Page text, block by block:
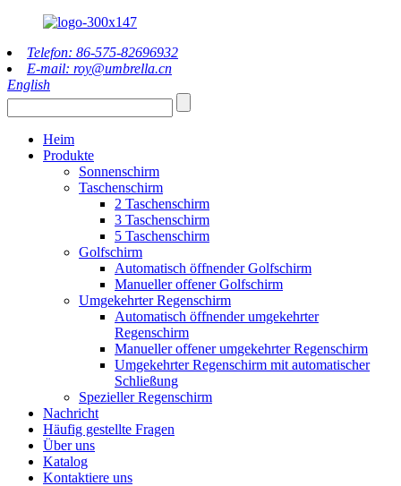
Telefon: 86-575-82696932
E-mail: roy@umbrella.cn
English
Heim
Produkte
Sonnenschirm
Taschenschirm
2 Taschenschirm
3 Taschenschirm
5 Taschenschirm
Golfschirm
Automatisch öffnender Golfschirm
Manueller offener Golfschirm
Umgekehrter Regenschirm
Automatisch öffnender umgekehrter
Regenschirm
Manueller offener umgekehrter Regenschirm
Umgekehrter Regenschirm mit automatischer
Schließung
Spezieller Regenschirm
Nachricht
Häufig gestellte Fragen
Über uns
Katalog
Kontaktiere uns